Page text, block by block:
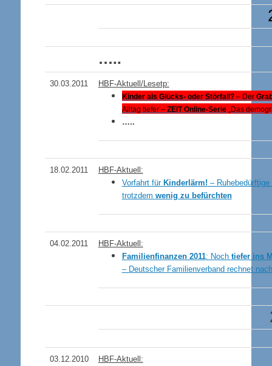
…..
30.03.2011 HBF-Aktuell/Lesetp:
Kinder als Glücks- oder Störfall? – Der
Alltag tiefer– ZEIT Online-Serie„Das
…..
18.02.2011
HBF-Aktuell:
Vorfahrt für Kinderlärm! – Ruhebedürftige
trotzdem wenig zu befürchten
04.02.2011
HBF-Aktuell:
Familienfinanzen 2011: Noch tiefer ins
– Deutscher Familienverband rechnet nach
03.12.2010
HBF-Aktuell: